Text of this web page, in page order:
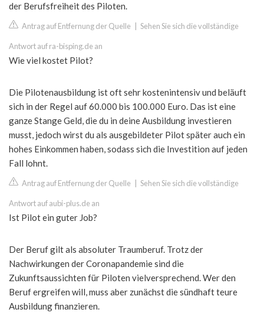
der Berufsfreiheit des Piloten.
Antrag auf Entfernung der Quelle Sehen Sie sich die vollständige
Antwort auf ra-bisping.de an
Wie viel kostet Pilot?
Die Pilotenausbildung ist oft sehr kostenintensiv und beläuft
sich in der Regel auf 60.000 bis 100.000 Euro. Das ist eine
ganze Stange Geld, die du in deine Ausbildung investieren
musst, jedoch wirst du als ausgebildeter Pilot später auch ein
hohes Einkommen haben, sodass sich die Investition auf jeden
Fall lohnt.
Antrag auf Entfernung der Quelle Sehen Sie sich die vollständige
Antwort auf aubi-plus.de an
Ist Pilot ein guter Job?
Der Beruf gilt als absoluter Traumberuf. Trotz der
Nachwirkungen der Coronapandemie sind die
Zukunftsaussichten für Piloten vielversprechend. Wer den
Beruf ergreifen will, muss aber zunächst die sündhaft teure
Ausbildung finanzieren.